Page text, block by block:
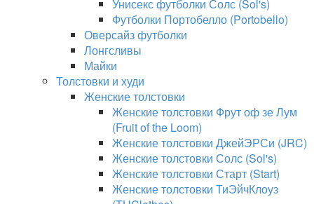
Унисекс футболки Солс (Sol's)
Футболки Портобелло (Portobello)
Оверсайз футболки
Лонгсливы
Майки
Толстовки и худи
Женские толстовки
Женские толстовки Фрут оф зе Лум
(Fruit of the Loom)
Женские толстовки ДжейЭРСи (JRC)
Женские толстовки Солс (Sol's)
Женские толстовки Старт (Start)
Женские толстовки ТиЭйчКлоуз